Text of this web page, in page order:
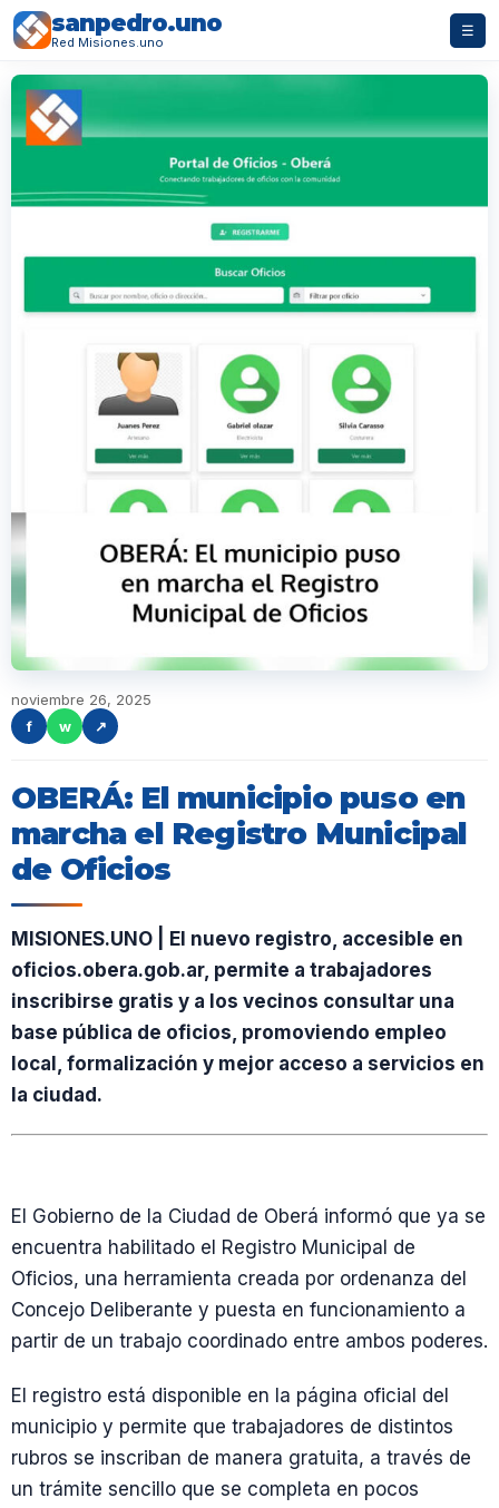
sanpedro.uno
Red Misiones.uno
☰
noviembre 26, 2025
f
w ↗
OBERÁ: El municipio puso en
marcha el Registro Municipal
de Oficios
MISIONES.UNO | El nuevo registro, accesible en
oficios.obera.gob.ar, permite a trabajadores
inscribirse gratis y a los vecinos consultar una
base pública de oficios, promoviendo empleo
local, formalización y mejor acceso a servicios en
la ciudad.
El Gobierno de la Ciudad de Oberá informó que ya se
encuentra habilitado el Registro Municipal de
Oficios, una herramienta creada por ordenanza del
Concejo Deliberante y puesta en funcionamiento a
partir de un trabajo coordinado entre ambos poderes.
El registro está disponible en la página oficial del
municipio y permite que trabajadores de distintos
rubros se inscriban de manera gratuita, a través de
un trámite sencillo que se completa en pocos